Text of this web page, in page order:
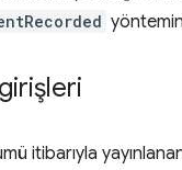
itibarıyla